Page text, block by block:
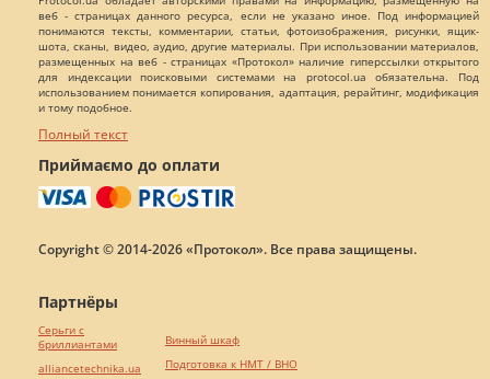
веб - страницах данного ресурса, если не указано иное. Под информацией
понимаются тексты, комментарии, статьи, фотоизображения, рисунки, ящик-
шота, сканы, видео, аудио, другие материалы. При использовании материалов,
размещенных на веб - страницах «Протокол» наличие гиперссылки открытого
для индексации поисковыми системами на protocol.ua обязательна. Под
использованием понимается копирования, адаптация, рерайтинг, модификация
и тому подобное.
Полный текст
Приймаємо до оплати
Copyright © 2014-2026 «Протокол». Все права защищены.
Партнёры
Серьги с
бриллиантами
alliancetechnika.ua
Винный шкаф
Подготовка к НМТ / ВНО